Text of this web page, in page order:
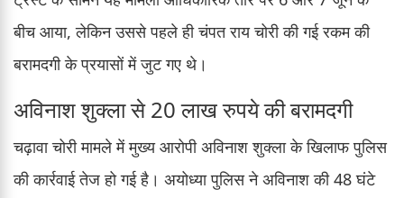
बीच आया, लेकिन उससे पहले ही चंपत राय चोरी की गई रकम की
बरामदगी के प्रयासों में जुट गए थे।
अविनाश शुक्ला से 20 लाख रुपये की बरामदगी
चढ़ावा चोरी मामले में मुख्य आरोपी अविनाश शुक्ला के खिलाफ पुलिस
की कार्रवाई तेज हो गई है। अयोध्या पुलिस ने अविनाश की 48 घंटे